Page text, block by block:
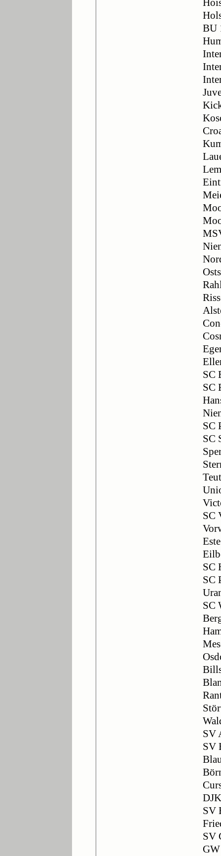
BU
SC
SC
SC
SC
SC
SC
SC
SC
SV
SV
SV
SV